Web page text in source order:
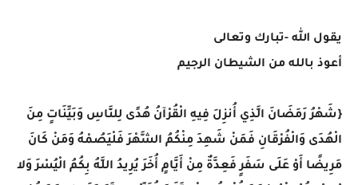
يقول الله -تبارك وتعالى
أعوذ بالله من الشيطان الرجيم
{شَهْرُ رَمَضَانَ الَّذِي أُنزِلَ فِيهِ الْقُرْآنُ هُدًى لِلنَّاسِ وَبَيِّنَاتٍ مِنَ
الْهُدَى وَالْفُرْقَانِ فَمَنْ شَهِدَ مِنْكُمُ الشَّهْرَ فَلْيَصُمْهُ وَمَنْ كَانَ
مَرِيضًا أَوْ عَلَى سَفَرٍ فَعِدَّةٌ مِنْ أَيَّامٍ أُخَرَ يُرِيدُ اللَّهُ بِكُمُ الْيُسْرَ وَلا